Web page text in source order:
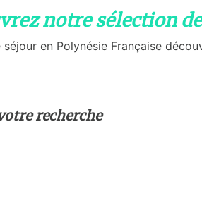
notre sélection
séjour en Polynésie Française
recherche